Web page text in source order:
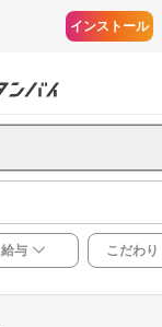
インストール
給与 こだわり